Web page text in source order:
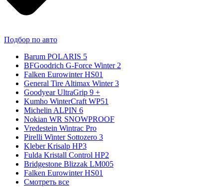
Подбор по авто
Barum POLARIS 5
BFGoodrich G-Force Winter 2
Falken Eurowinter HS01
General Tire Altimax Winter 3
Goodyear UltraGrip 9 +
Kumho WinterCraft WP51
Michelin ALPIN 6
Nokian WR SNOWPROOF
Vredestein Wintrac Pro
Pirelli Winter Sottozero 3
Kleber Krisalp HP3
Fulda Kristall Control HP2
Bridgestone Blizzak LM005
Falken Eurowinter HS01
Смотреть все